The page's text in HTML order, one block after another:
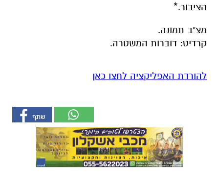
הציבור.*
מצ"ב תמונה.
קרדיט: דוברות המשטרה.
להורדת האפליקציה לחצו כאן